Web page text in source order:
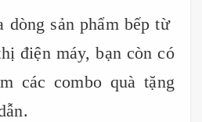
dòng sản phẩm bếp từ
điện máy, bạn còn có
các combo quà tặng